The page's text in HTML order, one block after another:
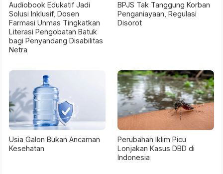
Audiobook Edukatif Jadi
Solusi Inklusif, Dosen
Farmasi Unmas Tingkatkan
Literasi Pengobatan Batuk
bagi Penyandang Disabilitas
Netra
BPJS Tak Tanggung Korban
Penganiayaan, Regulasi
Disorot
Usia Galon Bukan Ancaman
Kesehatan
Perubahan Iklim Picu
Lonjakan Kasus DBD di
Indonesia